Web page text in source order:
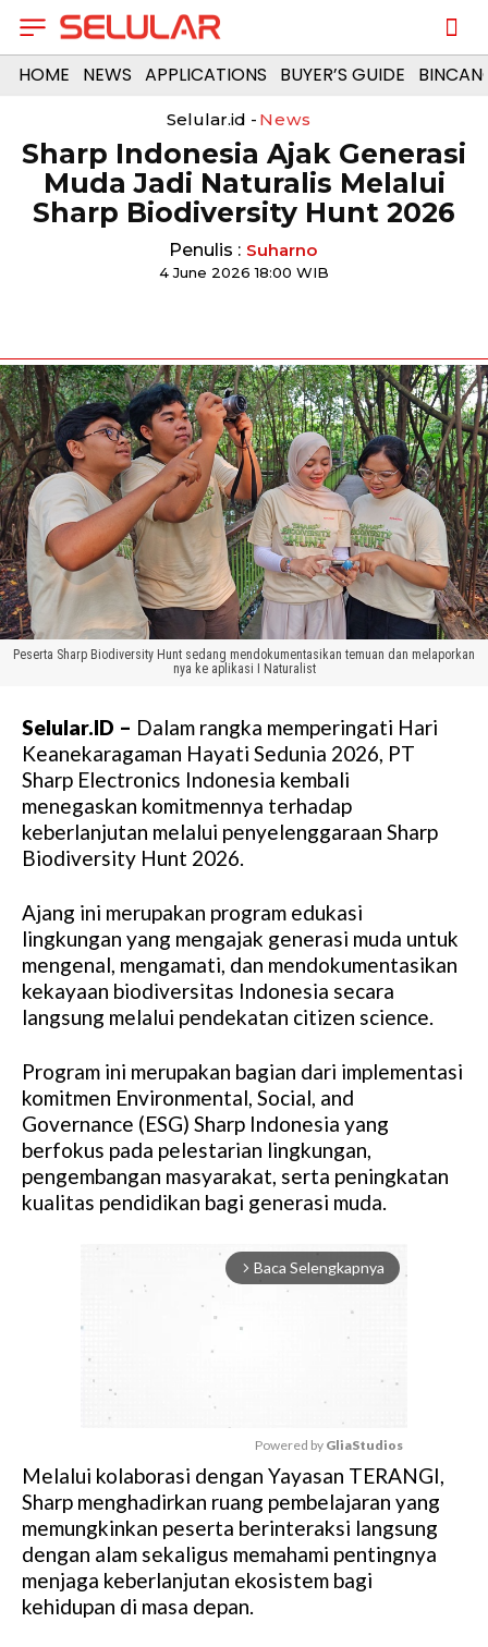
HOME NEWS APPLICATIONS BUYER’S GUIDE
Selular.id - News
Sharp Indonesia Ajak Generasi
Muda Jadi Naturalis Melalui
Sharp Biodiversity Hunt 2026
Penulis : Suharno
4 June 2026 18:00 WIB
Peserta Sharp Biodiversity Hunt sedang mendokumentasikan temuan dan melaporkan
nya ke aplikasi I Naturalist
Selular.ID – Dalam rangka memperingati Hari
Keanekaragaman Hayati Sedunia 2026, PT
Sharp Electronics Indonesia kembali
menegaskan komitmennya terhadap
keberlanjutan melalui penyelenggaraan Sharp
Biodiversity Hunt 2026.
Ajang ini merupakan program edukasi
lingkungan yang mengajak generasi muda untuk
mengenal, mengamati, dan mendokumentasikan
kekayaan biodiversitas Indonesia secara
langsung melalui pendekatan citizen science.
Program ini merupakan bagian dari implementasi
komitmen Environmental, Social, and
Governance (ESG) Sharp Indonesia yang
berfokus pada pelestarian lingkungan,
pengembangan masyarakat, serta peningkatan
kualitas pendidikan bagi generasi muda.
arrow_forward_ios Baca Selengkapnya
M
u
t
e
Powered by GliaStudios
Melalui kolaborasi dengan Yayasan TERANGI,
Sharp menghadirkan ruang pembelajaran yang
memungkinkan peserta berinteraksi langsung
dengan alam sekaligus memahami pentingnya
menjaga keberlanjutan ekosistem bagi
kehidupan di masa depan.